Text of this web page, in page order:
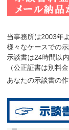
当事務所は2003年
様々なケースでの
示談書は24時間以
（公正証書は別料金
あなたの示談書の